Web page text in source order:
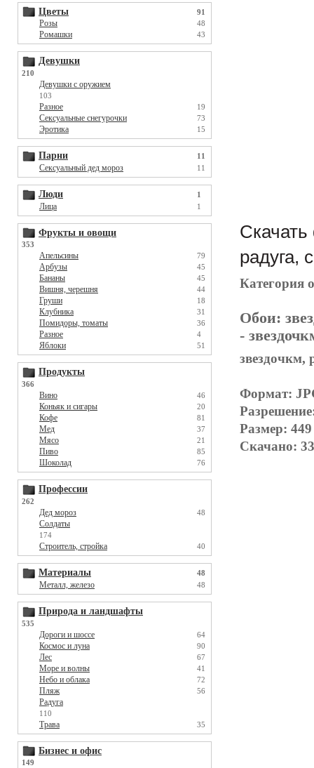
Цветы 91
Розы 48
Ромашки 43
Девушки
210
Девушки с оружием
103
Разное 19
Сексуальные снегурочки 73
Эротика 15
Парни 11
Сексуальный дед мороз 11
Люди 1
Лица 1
Фрукты и овощи
353
Апельсины 79
Арбузы 45
Бананы 45
Вишня, черешня 44
Груши 18
Клубника 31
Помидоры, томаты 36
Разное 4
Яблоки 51
Продукты
366
Вино 46
Коньяк и сигары 20
Кофе 81
Мед 37
Мясо 21
Пиво 85
Шоколад 76
Профессии
262
Дед мороз 48
Солдаты
174
Строитель, стройка 40
Материалы 48
Металл, железо 48
Природа и ландшафты
535
Дороги и шоссе 64
Космос и луна 90
Лес 67
Море и волны 41
Небо и облака 72
Пляж 56
Радуга
110
Трава 35
Бизнес и офис
149
Скачать
радуга,
Категория
Обои:
-
звездочкм,
Формат:
Размер:
Скачано: